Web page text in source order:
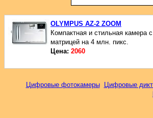
OLYMPUS AZ-2 ZOOM
Компактная и стильная камера с
матрицей на 4 млн. пикс.
Цена: 2060
Цифровые фотокамеры Цифровые